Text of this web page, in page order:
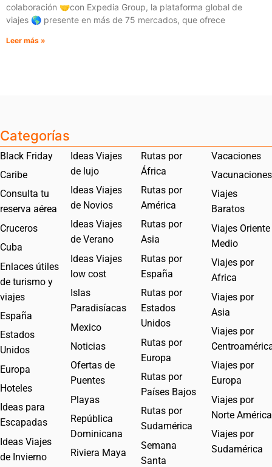
colaboración 🤝con Expedia Group, la plataforma global de
viajes 🌎 presente en más de 75 mercados, que ofrece
Leer más »
Categorías
Black Friday
Caribe
Consulta tu
reserva aérea
Cruceros
Cuba
Enlaces útiles
de turismo y
viajes
España
Estados
Unidos
Europa
Hoteles
Ideas para
Escapadas
Ideas Viajes
de Invierno
Ideas Viajes
de lujo
Ideas Viajes
de Novios
Ideas Viajes
de Verano
Ideas Viajes
low cost
Islas
Paradisíacas
Mexico
Noticias
Ofertas de
Puentes
Playas
República
Dominicana
Riviera Maya
Rutas por
África
Rutas por
América
Rutas por
Asia
Rutas por
España
Rutas por
Estados
Unidos
Rutas por
Europa
Rutas por
Países Bajos
Rutas por
Sudamérica
Semana
Santa
Vacaciones
Vacunaciones
Viajes
Baratos
Viajes Oriente
Medio
Viajes por
Africa
Viajes por
Asia
Viajes por
Viajes por
Europa
Viajes por
Norte América
Viajes por
Sudamérica